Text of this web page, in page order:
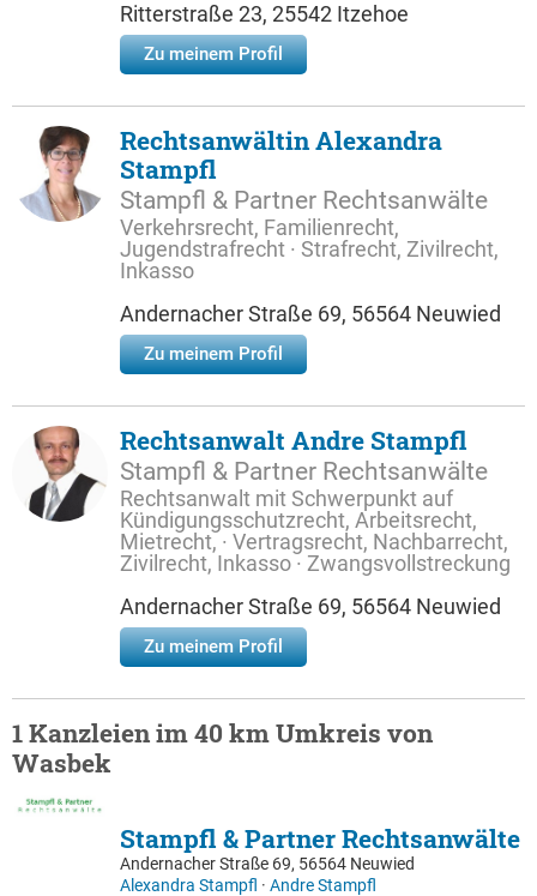
Ritterstraße 23, 25542 Itzehoe
Zu meinem Profil
Rechtsanwältin Alexandra
Stampfl
Stampfl & Partner Rechtsanwälte
Verkehrsrecht, Familienrecht,
Jugendstrafrecht · Strafrecht, Zivilrecht,
Inkasso
Andernacher Straße 69, 56564 Neuwied
Zu meinem Profil
Rechtsanwalt Andre Stampfl
Stampfl & Partner Rechtsanwälte
Rechtsanwalt mit Schwerpunkt auf
Kündigungsschutzrecht, Arbeitsrecht,
Mietrecht, · Vertragsrecht, Nachbarrecht,
Zivilrecht, Inkasso · Zwangsvollstreckung
Andernacher Straße 69, 56564 Neuwied
Zu meinem Profil
1 Kanzleien im 40 km Umkreis von
Wasbek
Stampfl & Partner Rechtsanwälte
Andernacher Straße 69, 56564 Neuwied
Alexandra Stampfl · Andre Stampfl